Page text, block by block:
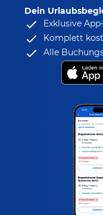
Dein
Exklusive
Komplett
Alle